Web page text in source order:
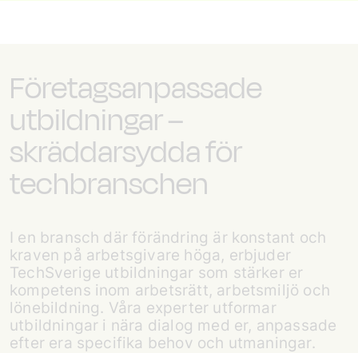
Företagsanpassade
utbildningar –
skräddarsydda för
techbranschen
I en bransch där förändring är konstant och
kraven på arbetsgivare höga, erbjuder
TechSverige utbildningar som stärker er
kompetens inom arbetsrätt, arbetsmiljö och
lönebildning. Våra experter utformar
utbildningar i nära dialog med er, anpassade
efter era specifika behov och utmaningar.